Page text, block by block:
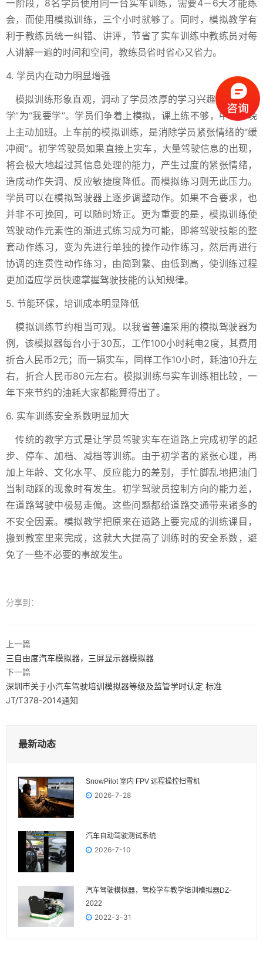
一阶段，8名学员使用同一台实车训练，需要4－6天才能练
会，而使用模拟训练，三个小时就够了。同时，模拟教学有
利于教练员统一纠错、讲评，节省了实车训练中教练员对每
人讲解一遍的时间和空间，教练员省时省心又省力。
4. 学员内在动力明显增强
模拟训练形象直观，调动了学员浓厚的学习兴趣，变“要我
学”为“我要学”。学员们争着上模拟，课上练不够，中午、晚
上主动加班。上车前的模拟训练，是消除学员紧张情绪的“缓
冲阀”。初学驾驶员如果直接上实车，大量驾驶信息的出现，
将会极大地超过其信息处理的能力，产生过度的紧张情绪，
造成动作失调、反应敏捷度降低。而模拟练习则无此压力。
学员可以在模拟驾驶器上逐步调整动作。如果不合要求，也
并非不可挽回，可以随时矫正。更为重要的是，模拟训练使
驾驶动作元素性的渐进式练习成为可能，即将驾驶技能的整
套动作练习，变为先进行单独的操作动作练习，然后再进行
协调的连贯性动作练习，由简到繁、由低到高，使训练过程
更加适应学员快速掌握驾驶技能的认知规律。
5. 节能环保，培训成本明显降低
模拟训练节约相当可观。以我省普遍采用的模拟驾驶器为
例，该模拟器每台小于30瓦，工作100小时耗电2度，其费用
折合人民币2元；而一辆实车，同样工作10小时，耗油10升左
右，折合人民币80元左右。模拟训练与实车训练相比较，一
年下来节约的油耗大家都能算得出了。
6. 实车训练安全系数明显加大
传统的教学方式是让学员驾驶实车在道路上完成初学的起
步、停车、加档、减档等训练。由于初学者的紧张心理，再
加上年龄、文化水平、反应能力的差别，手忙脚乱地把油门
当制动踩的现象时有发生。初学驾驶员控制方向的能力差，
在道路驾驶中极易走偏。这些问题都给道路交通带来诸多的
不安全因素。模拟教学把原来在道路上要完成的训练课目，
搬到教室里来完成，这就大大提高了训练时的安全系数，避
免了一些不必要的事故发生。
分享到：
上一篇
三自由度汽车模拟器，三屏显示器模拟器
下一篇
深圳市关于小汽车驾驶培训模拟器等级及监管学时认定 标准
JT/T378-2014通知
最新动态
SnowPilot 室内 FPV 远程操控扫雪机
2026-7-28
汽车自动驾驶测试系统
2026-7-10
汽车驾驶模拟器，驾校学车教学培训模拟器DZ-
2022
2022-3-31